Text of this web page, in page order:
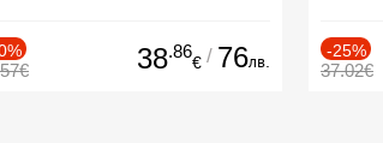
38.86
€ / 76лв.
-25%
37.02€